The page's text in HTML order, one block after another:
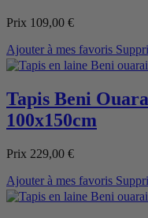
Prix 109,00 €
Ajouter à mes favoris
Tapis Beni
100x150cm
Prix 229,00 €
Ajouter à mes favoris